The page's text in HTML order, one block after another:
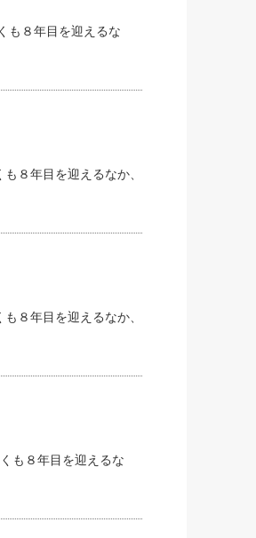
も８年目を迎えるな
８年目を迎えるなか、
８年目を迎えるなか、
も８年目を迎えるな